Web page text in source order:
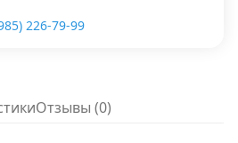
226-79-99
Отзывы (0)